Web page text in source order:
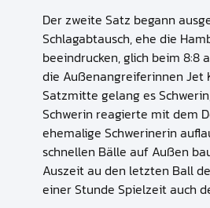
Der zweite Satz begann
Schlagabtausch, ehe die
beeindrucken, glich beim
die Außenangreiferinnen Jet
Satzmitte gelang es
Schwerin reagierte mit dem
ehemalige Schwerinerin
schnellen Bälle auf Außen
Auszeit au den letzten Ball
einer Stunde Spielzeit auch